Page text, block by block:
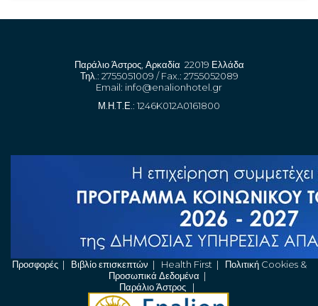
Παράλιο Άστρος, Αρκαδία 22019 Ελλάδα
Τηλ.: 2755051009 / Fax.: 2755052089
Email: info@enalionhotel.gr
Μ.Η.Τ.Ε.: 1246K012A0161800
Προσφορές| Βιβλίο επισκεπτών | Health First| Πολιτική Cookies &
Προσωπικά Δεδομένα |
Παράλιο Άστρος |